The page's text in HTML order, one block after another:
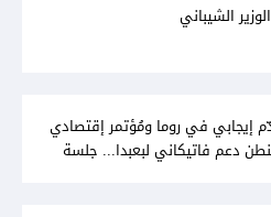
الشيباني
إيجابي في روما ومُؤتمر إقتصادي
دعم فاتيكاني لبعبدا... جلسة